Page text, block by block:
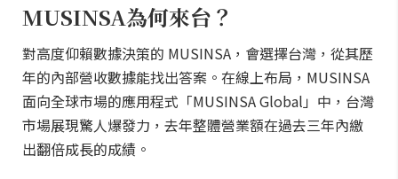
MUSINSA為何來台？
對高度仰賴數據決策的 MUSINSA，會選擇台灣，從其歷
年的內部營收數據能找出答案。在線上布局，MUSINSA
面向全球市場的應用程式「MUSINSA Global」中，台灣
市場展現驚人爆發力，去年整體營業額在過去三年內繳
出翻倍成長的成績。